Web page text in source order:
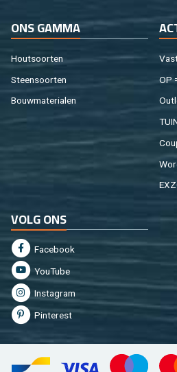
ONS GAMMA
Hout­soor­ten
Steen­soor­ten
Bouw­ma­te­ri­a­len
OP
VOLG ONS
Fa­cebook
You­Tu­be
In­st­agram
Pin­te­rest